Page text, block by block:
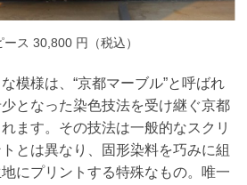
ス 30,800 円（税込）
模様は、“京都マーブル”と呼ばれ
となった染色技法を受け継ぐ京都
ます。その技法は一般的なスクリ
とは異なり、固形染料を巧みに組
にプリントする特殊なもの。唯一